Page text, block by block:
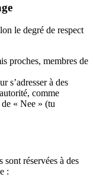
le degré de respect
proches, membres de
s’adresser à des
comme
« Nee » (tu
réservées à des
: